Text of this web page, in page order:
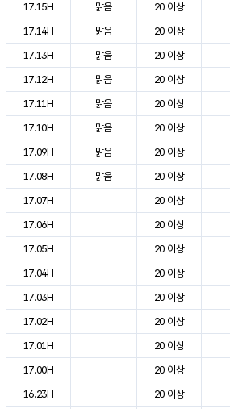
17.15H
맑음 20 이상
17.14H
맑음 20 이상
17.13H
맑음 20 이상
17.12H
맑음 20 이상
17.11H
맑음 20 이상
17.10H
맑음 20 이상
17.09H
맑음 20 이상
17.08H
맑음 20 이상
17.07H
20 이상
17.06H
20 이상
17.05H
20 이상
17.04H
20 이상
17.03H
20 이상
17.02H
20 이상
17.01H
20 이상
17.00H
20 이상
16.23H
20 이상